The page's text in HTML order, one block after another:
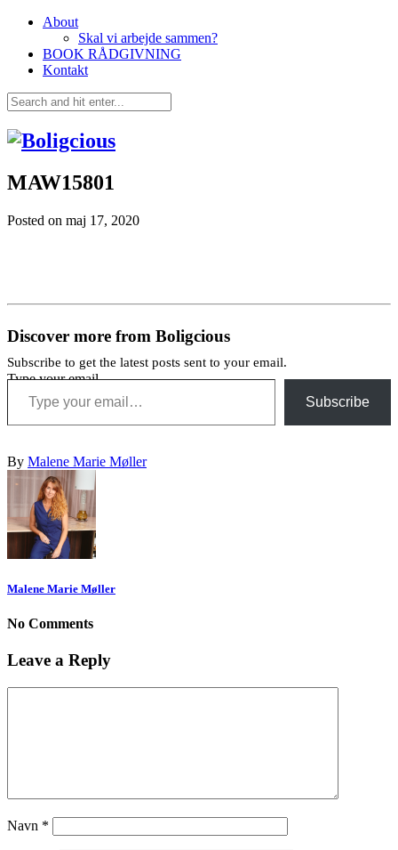
About
Skal vi arbejde sammen?
BOOK RÅDGIVNING
Kontakt
MAW15801
Posted on maj 17, 2020
Discover more from Boligcious
Subscribe to get the latest posts sent to your email.
Type your email…
Subscribe
By Malene Marie Møller
Malene Marie Møller
No Comments
Leave a Reply
Navn *